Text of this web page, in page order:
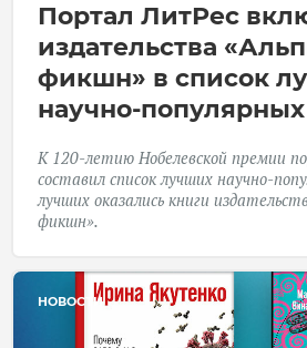
Портал ЛитРес
издательства
фикшн» в список
научно-
К 120-летию Нобелевской премии
составил список лучших научно-
лучших оказались книги
фикшн».
НОВОСТИ